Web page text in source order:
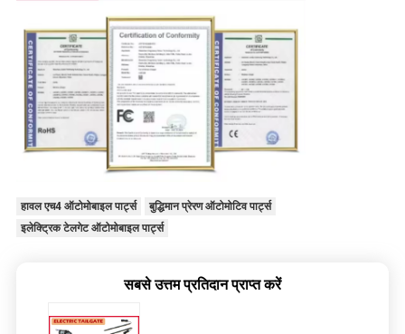
हावल एच4 ऑटोमोबाइल पार्ट्स
बुद्धिमान प्रेरण ऑटोमोटिव पार्ट्स
इलेक्ट्रिक टेलगेट ऑटोमोबाइल पार्ट्स
सबसे उत्तम प्रतिदान प्राप्त करें